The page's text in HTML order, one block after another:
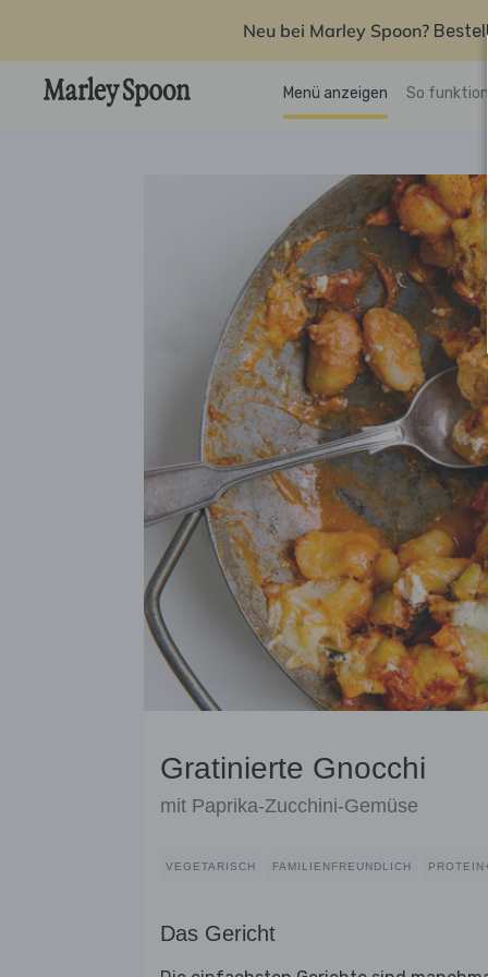
Neu bei Marley Spoon?
Menü anzeigen So
Gratinierte Gnocchi
mit Paprika-Zucchini-Gemüse
VEGETARISCH FAMILIENFREUNDLICH
Das Gericht